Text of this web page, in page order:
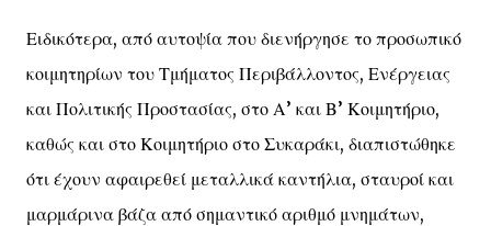
Ειδικότερα, από αυτοψία που διενήργησε το προσωπικό
κοιμητηρίων του Τμήματος Περιβάλλοντος, Ενέργειας
και Πολιτικής Προστασίας, στο Α’ και Β’ Κοιμητήριο,
καθώς και στο Κοιμητήριο στο Συκαράκι, διαπιστώθηκε
ότι έχουν αφαιρεθεί μεταλλικά καντήλια, σταυροί και
μαρμάρινα βάζα από σημαντικό αριθμό μνημάτων,